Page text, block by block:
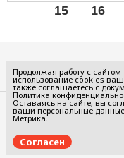
15
16
Продолжая работу с сайтом
использование cookies
также соглашаетесь с
Политика
Оставаясь на сайте, вы
ваши персональные
Метрика.
Согласен